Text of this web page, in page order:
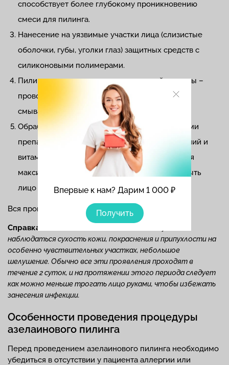
Впервые к нам? Дарим 1 000 ₽
Получить
способствует более глубокому проникновению
смеси для пилинга.
Нанесение на уязвимые участки лица (слизистые
оболочки, губы, уголки глаз) защитных средств с
силиконовыми полимерами.
Пилинг кожи препаратом азелаиновой кислоты –
проводится в течение 5-7 минут, затем состав
смывают с лица дистиллированной водой.
Обработка кожи успокаивающими и защитными
препаратами, содержащими экстракты растений и
витамин Е – после этого этапа для достижения
максимального эффекта рекомендуется не мыть
лицо в течение 4-6 часов.
Вся процедура занимает 30-40 минут.
Справка!
наблюдаться сухость кожи, покраснения и припухлости на
особенно чувствительных участках, небольшое
шелушение. Обычно все эти проявления проходят в
течение 2 суток, и на протяжении этого периода следует
как можно меньше трогать лицо руками, чтобы избежать
занесения инфекции.
Особенности проведения процедуры
азелаинового пилинга
Перед проведением азелаинового пилинга необходимо
убедиться в отсутствии у пациента аллергии или